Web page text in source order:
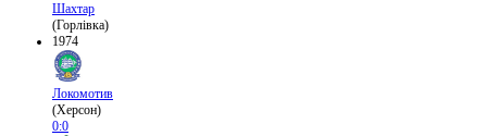
Шахтар
(Горлівка)
1974
Локомотив
(Херсон)
0:0